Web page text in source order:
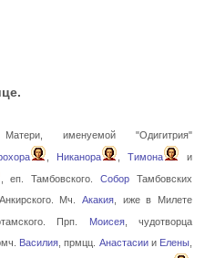
именуемой "Одигитрия"
Никанора ,Тимона
и
, еп. Тамбовского.Собор Тамбовских
Мч. Акакия, иже в Милете
Прп. Моисея, чудотворца
Василия , прмцц. Анастасиии Елены